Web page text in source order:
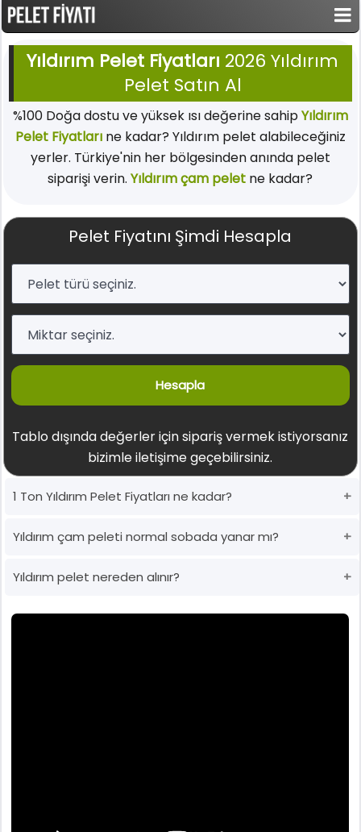
Yıldırım Pelet Fiyatları 2026 Yıldırım
Pelet Satın Al
%100 Doğa dostu ve yüksek ısı değerine sahipYıldırım
Pelet Fiyatlarıne kadar? Yıldırım pelet alabileceğiniz
yerler. Türkiye'nin her bölgesinden anında pelet
siparişi verin.Yıldırım çam pelet ne kadar?
Pelet Fiyatını Şimdi Hesapla
Hesapla
Tablo dışında değerler için sipariş vermek istiyorsanız
bizimle iletişime geçebilirsiniz.
1 Ton Yıldırım Pelet Fiyatları ne kadar?
Yıldırım çam peleti normal sobada yanar mı?
Yıldırım pelet nereden alınır?